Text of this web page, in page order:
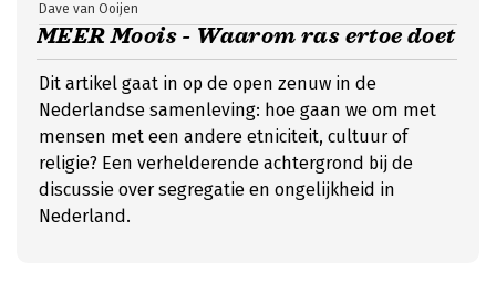
MEER Moois - Waarom ras ertoe doet
Dave van Ooijen
Dit artikel gaat in op de open zenuw in de
Nederlandse samenleving: hoe gaan we om met
mensen met een andere etniciteit, cultuur of
religie? Een verhelderende achtergrond bij de
discussie over segregatie en ongelijkheid in
Nederland.